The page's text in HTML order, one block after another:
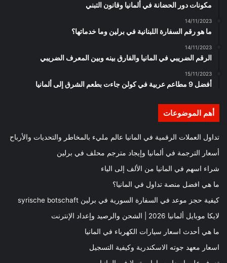
مكونات دور الحضانة في ألمانيا وقانون التبني
14/11/2023
ما هو رقم السفارة اللبنانية في برلين وما خدماتها؟
14/11/2023
الرقم الضريبي في المانيا والفارق بينه وبين المعرف الضريبي
15/11/2023
أفضل 9 مطاعم عربية في كولن جاءت بطعم الشرق إلى ألمانيا
أهم الموضوعات
تداول العملات الرقمية في المانيا عالم مليء بالمخاطر والتحديات والأرباح
أسعار الترجمة في ألمانيا وإيجاد مترجم محلف في برلين
شراء اسهم في المانيا من الألف إلى الياء
ما هي افضل منصة تداول في المانيا؟
كيفية حجز موعد في السفارة السورية في برلين syrische botschaft
لايكا موبايل ألمانيا 2026 | الشحن والرصيد وإعداد الإنترنت
ما هي أحدث اسعار سيارات الكهرباء في المانيا
اسعار معهد جوته الاسكندرية وكيفية التسجيل